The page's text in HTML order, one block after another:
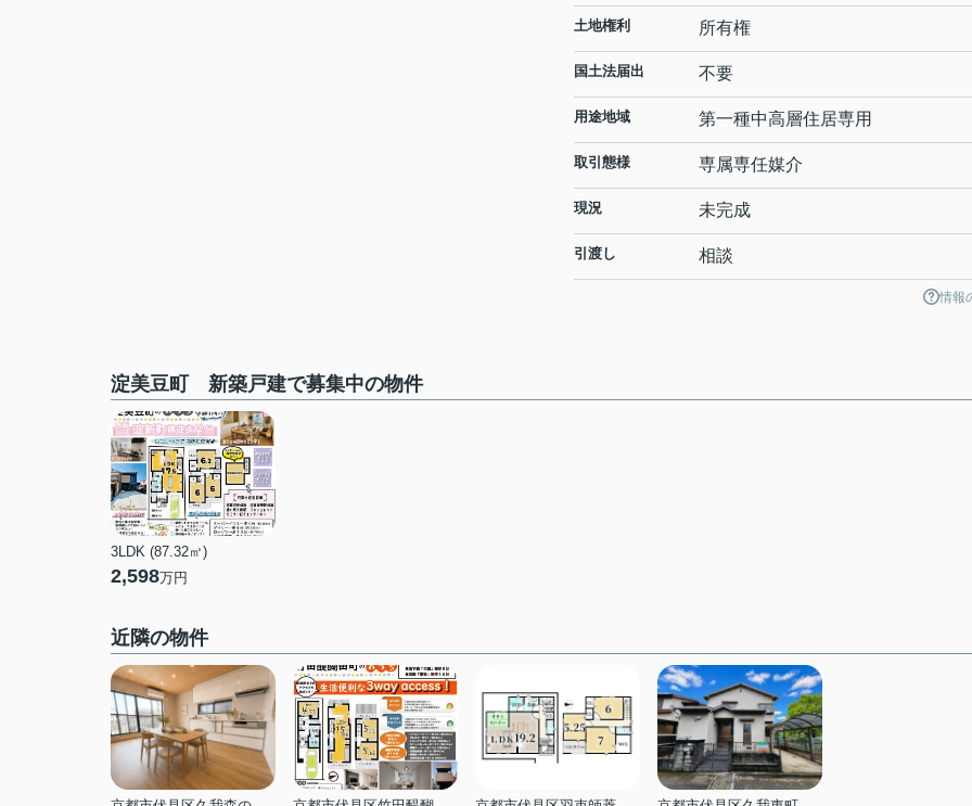
土地権利 所有権
国土法届出 不要
用途地域 第一種中高層住居専用
取引態様 専属専任媒介
現況 未完成
引渡し 相談
情報
淀美豆町 新築戸建で募集中の物件
3LDK (87.32㎡)
2,598万円
近隣の物件